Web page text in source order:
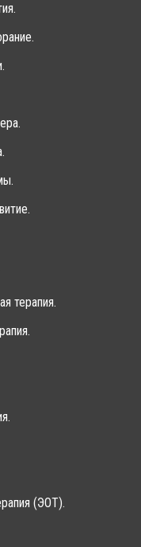
терапия.
(ЭОТ).